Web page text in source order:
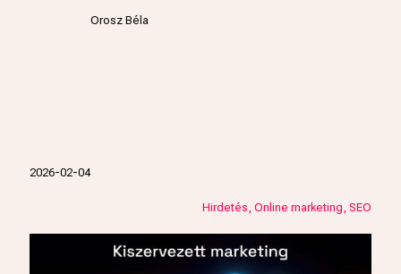
Orosz Béla
2026-02-04
Hirdetés Online marketing SEO